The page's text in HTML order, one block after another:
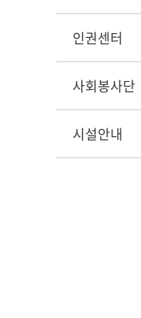
인권센터
사회봉사단
시설안내